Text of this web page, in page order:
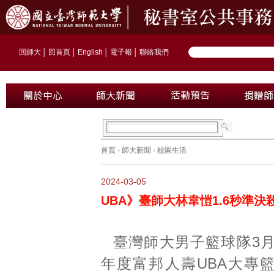
回師大 回首頁 English 電子報 聯絡我們
首頁 › 師大新聞 › 校園生活
2024-03-05
UBA》臺師大林韋愷1.6秒準決
臺灣師大男子籃球隊3
年度富邦人壽UBA大專